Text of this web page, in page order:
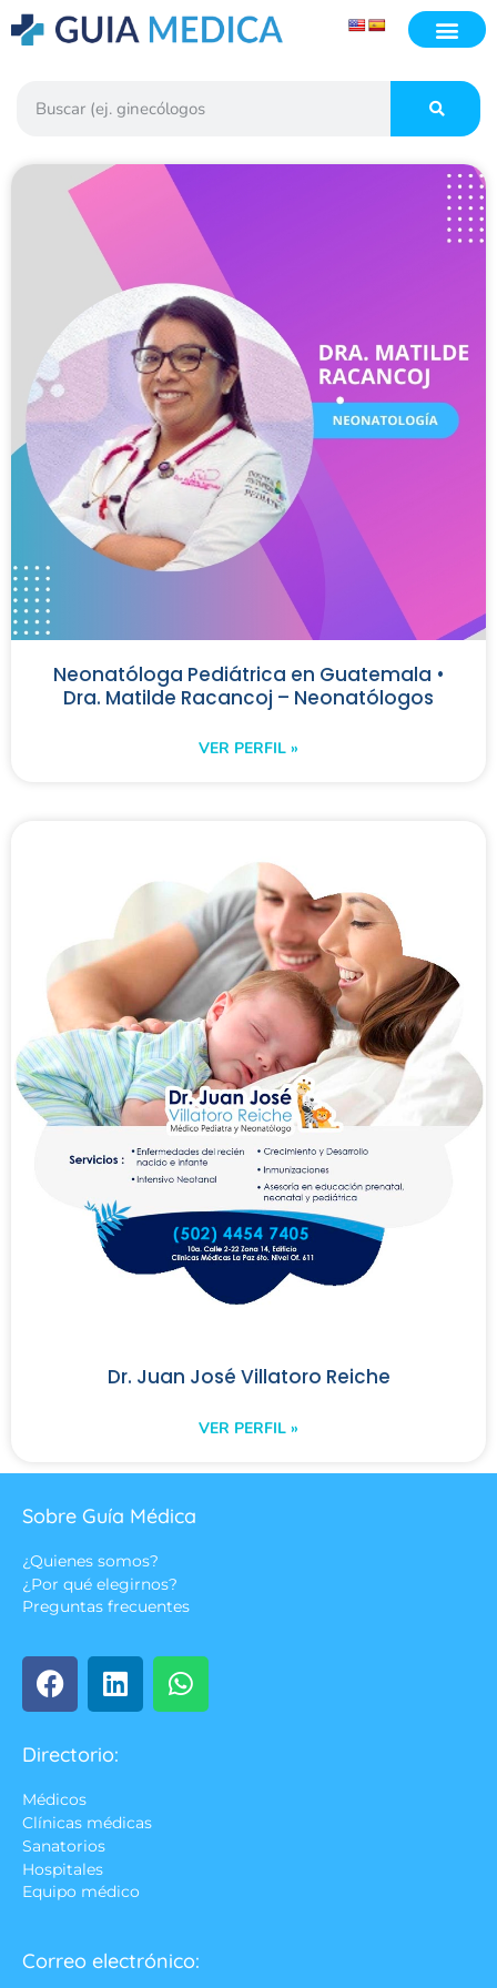
Neonatóloga Pediátrica en Guatemala •
Dra. Matilde Racancoj – Neonatólogos
VER PERFIL »
Dr. Juan José Villatoro Reiche
VER PERFIL »
Sobre Guía Médica
¿Quienes somos?
¿Por qué elegirnos?
Preguntas frecuentes
Directorio:
Médicos
Clínicas médicas
Sanatorios
Hospitales
Equipo médico
Correo electrónico: